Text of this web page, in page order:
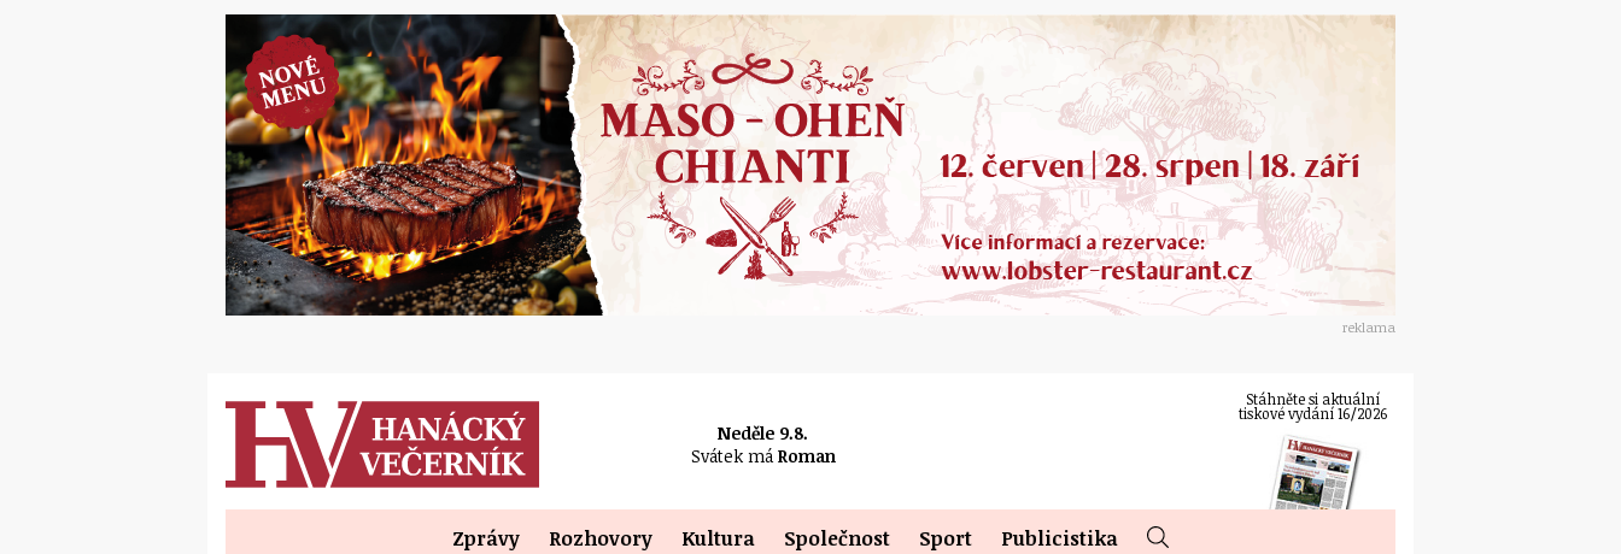
reklama
Neděle 9.8.
Svátek má Roman
Stáhněte si aktuální
tiskové vydání 16/2026
Zprávy Rozhovory Kultura Společnost Sport Publicistika